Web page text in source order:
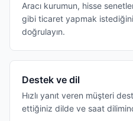
Aracı kurumun, hisse
gibi ticaret yapmak
doğrulayın.
Destek ve dil
Hızlı yanıt veren müşteri
ettiğiniz dilde ve saat